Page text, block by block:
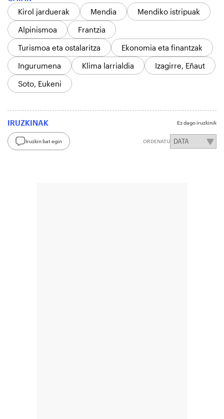
Kirol jarduerak
Mendia
Mendiko istripuak
Alpinismoa
Frantzia
Turismoa eta ostalaritza
Ekonomia eta finantzak
Ingurumena
Klima larrialdia
Izagirre, Eñaut
Soto, Eukeni
IRUZKINAK Ez dago iruzkinik
Iruzkin bat egin ORDENATU